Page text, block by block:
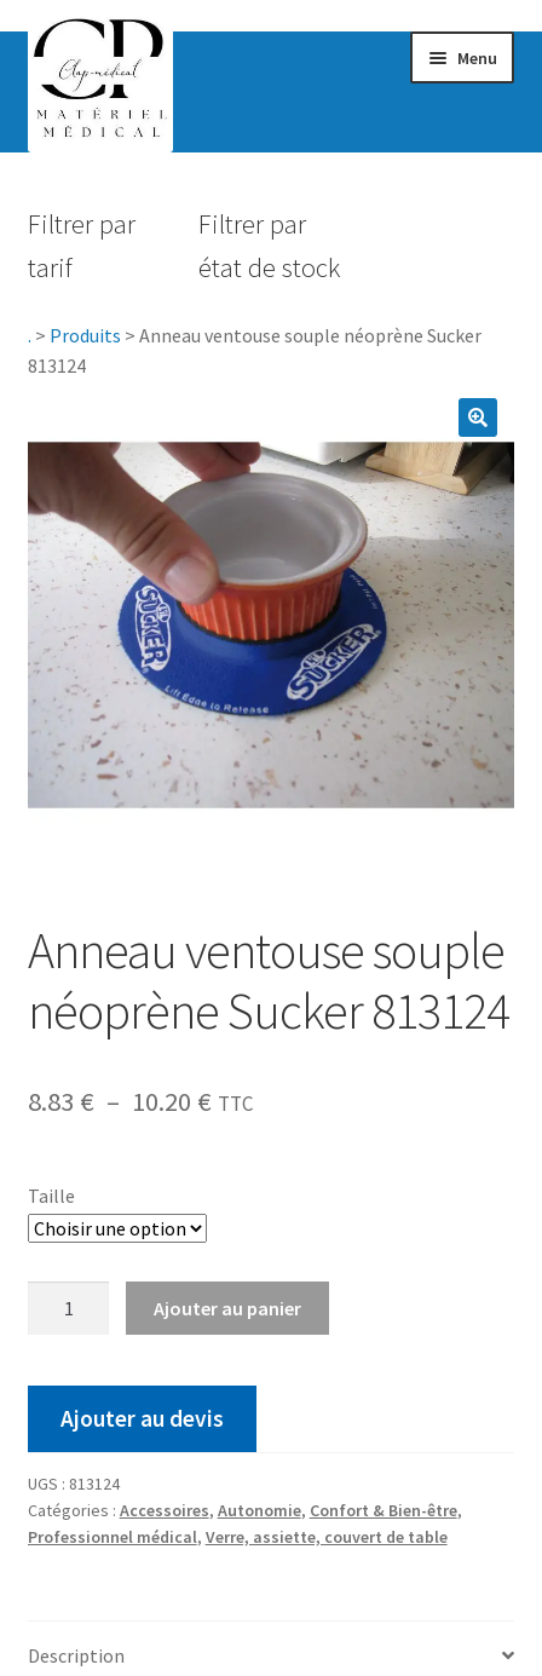
Menu
Hygiène
Accessoires Salle de bain
Vêtements & Chaussures
Sécurité
Pro.
0.00 €
Filtrer par
tarif
Filtrer par
état de stock
. > Produits > Anneau ventouse souple néoprène Sucker
813124
Anneau ventouse souple
néoprène Sucker 813124
8.83 € – 10.20 € TTC
Taille
Ajouter au panier
Ajouter au devis
UGS : 813124
Catégories : Accessoires, Autonomie, Confort & Bien-être,
Professionnel médical, Verre, assiette, couvert de table
Description